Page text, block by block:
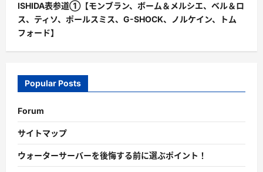
ISHIDA表参道①【モンブラン、ボーム＆メルシエ、ベル＆ロ
ス、ティソ、ポールスミス、G-SHOCK、ノルケイン、トム
フォード】
Popular Posts
Forum
サイトマップ
ウォーターサーバーを後悔する前に選ぶポイント！